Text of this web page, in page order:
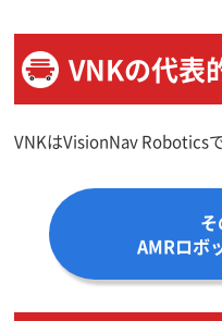
VNKの代表
VNKはVisionNav Robotics
AMRロボ